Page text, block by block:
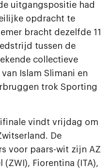
uitgangspositie had
opdracht te
bracht dezelfde 11
tussen de
collectieve
Islam Slimani en
trok Sporting
vindt vrijdag om
De
voor paars-wit zijn AZ
(ZWI), Fiorentina (ITA),